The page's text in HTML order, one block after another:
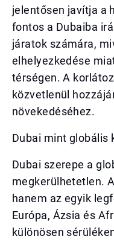
jelentősen javítja a
fontos a Dubaiba
járatok számára,
elhelyezkedése
térségen. A
közvetlenül
növekedéséhez.
Dubai mint globális
Dubai szerepe a
megkerülhetetlen.
hanem az egyik
Európa, Ázsia és
különösen